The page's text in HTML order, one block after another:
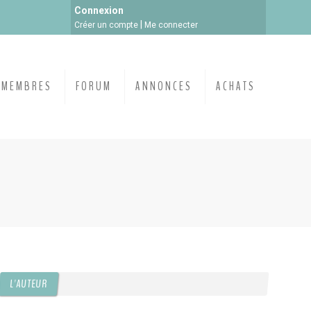
Connexion
Créer un compte Me connecter
MEMBRES FORUM ANNONCES ACHATS
L'AUTEUR